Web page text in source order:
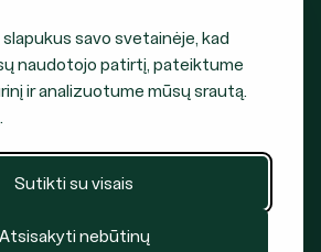
savo svetainėje, kad
naudotojo patirtį, pateiktume
ir analizuotume mūsų srautą.
.
Sutikti su visais
Atsisakyti nebūtinų